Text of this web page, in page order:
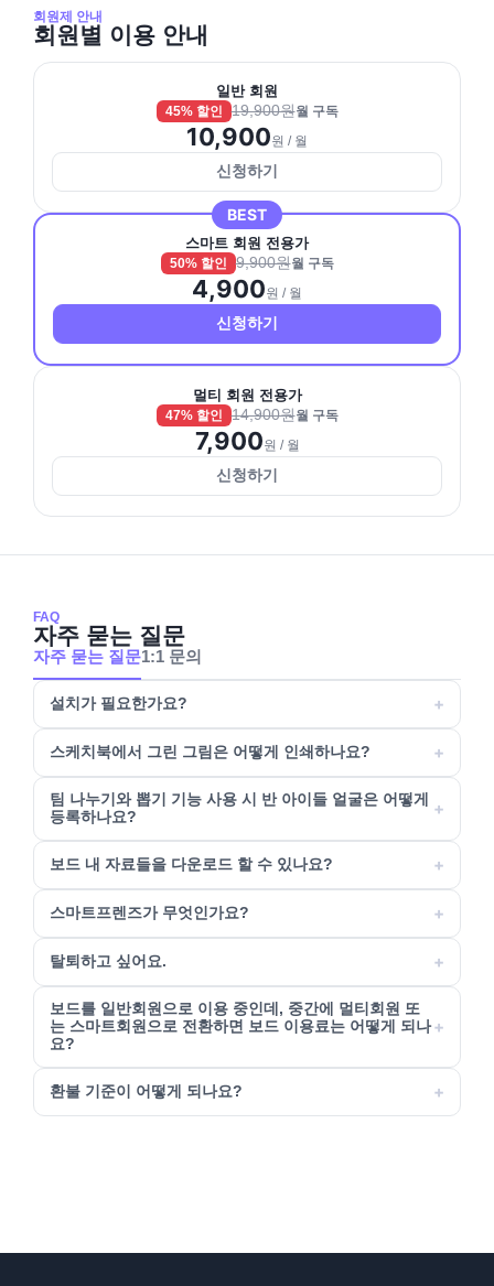
회원제 안내
회원별 이용 안내
일반 회원
45% 할인 19,900원월 구독
10,900원 / 월
신청하기
BEST
스마트 회원 전용가
50% 할인 9,900원월 구독
4,900원 / 월
신청하기
멀티 회원 전용가
47% 할인 14,900원월 구독
7,900원 / 월
신청하기
FAQ
자주 묻는 질문
자주 묻는 질문1:1 문의
설치가 필요한가요? +
스케치북에서 그린 그림은 어떻게 인쇄하나요? +
팀 나누기와 뽑기 기능 사용 시 반 아이들 얼굴은 어떻게
등록하나요?
+
보드 내 자료들을 다운로드 할 수 있나요? +
스마트프렌즈가 무엇인가요? +
탈퇴하고 싶어요. +
보드를 일반회원으로 이용 중인데, 중간에 멀티회원 또
는 스마트회원으로 전환하면 보드 이용료는 어떻게 되나
요?
+
환불 기준이 어떻게 되나요? +